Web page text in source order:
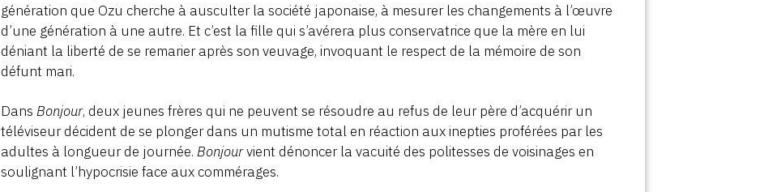
génération que Ozu cherche à ausculter la société japonaise, à mesurer les changements à l’œuvre
d’une génération à une autre. Et c’est la fille qui s’avérera plus conservatrice que la mère en lui
déniant la liberté de se remarier après son veuvage, invoquant le respect de la mémoire de son
défunt mari.
DansBonjour, deux jeunes frères qui ne peuvent se résoudre au refus de leur père d’acquérir un
téléviseur décident de se plonger dans un mutisme total en réaction aux inepties proférées par les
adultes à longueur de journée.Bonjourvient dénoncer la vacuité des politesses de voisinages en
soulignant l’hypocrisie face aux commérages.